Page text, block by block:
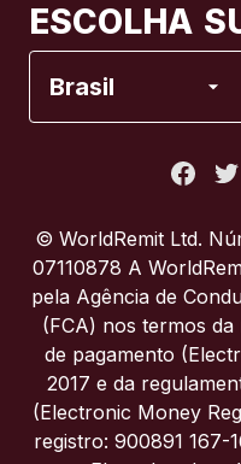
ESCOLHA
Brasil
Itália
Portugal
Reino
© WorldRemit Ltd.
07110878 A
pela Agência de
(FCA) nos termos
de pagamento
2017 e da
(Electronic Money
registro: 900891 167-